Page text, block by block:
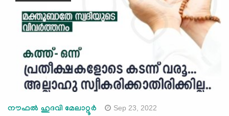
നൗഫൽ ഹുദവി മേലാറ്റൂർ Sep 23, 2022